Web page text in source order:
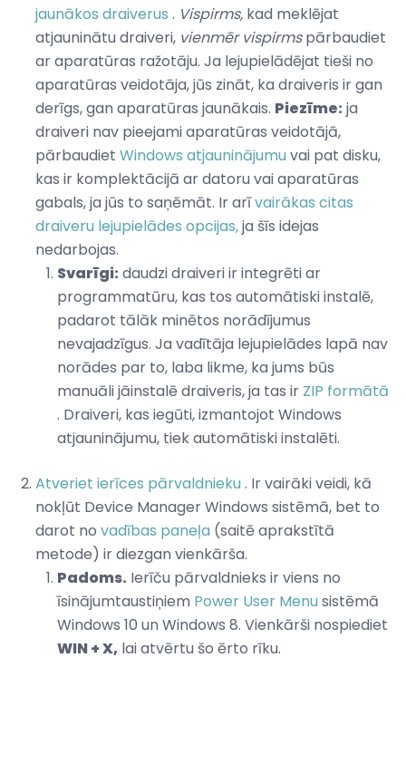
jaunākos draiverus . Vispirms, kad meklējat
atjauninātu draiveri, vienmēr vispirmspārbaudiet
ar aparatūras ražotāju. Ja lejupielādējat tieši no
aparatūras veidotāja, jūs zināt, ka draiveris ir gan
derīgs, gan aparatūras jaunākais. Piezīme: ja
draiveri nav pieejami aparatūras veidotājā,
pārbaudiet Windows atjauninājumuvai pat disku,
kas ir komplektācijā ar datoru vai aparatūras
gabals, ja jūs to saņēmāt. Ir arīvairākas citas
draiveru lejupielādes opcijas,ja šīs idejas
nedarbojas.
Svarīgi: daudzi draiveri ir integrēti ar
programmatūru, kas tos automātiski instalē,
padarot tālāk minētos norādījumus
nevajadzīgus. Ja vadītāja lejupielādes lapā nav
norādes par to, laba likme, ka jums būs
manuāli jāinstalē draiveris, ja tas ir ZIP formātā
. Draiveri, kas iegūti, izmantojot Windows
atjauninājumu, tiek automātiski instalēti.
Atveriet ierīces pārvaldnieku. Ir vairāki veidi, kā
nokļūt Device Manager Windows sistēmā, bet to
darot no vadības paneļa (saitē aprakstītā
metode) ir diezgan vienkārša.
Padoms. Ierīču pārvaldnieks ir viens no
īsinājumtaustiņiem Power User Menusistēmā
Windows 10 un Windows 8. Vienkārši nospiediet
WIN + X, lai atvērtu šo ērto rīku.